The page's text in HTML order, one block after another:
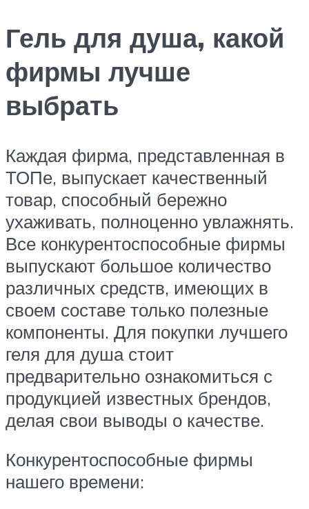
Гель для душа, какой
фирмы лучше
выбрать
Каждая фирма, представленная в
ТОПе, выпускает качественный
товар, способный бережно
ухаживать, полноценно увлажнять.
Все конкурентоспособные фирмы
выпускают большое количество
различных средств, имеющих в
своем составе только полезные
компоненты. Для покупки лучшего
геля для душа стоит
предварительно ознакомиться с
продукцией известных брендов,
делая свои выводы о качестве.
Конкурентоспособные фирмы
нашего времени: